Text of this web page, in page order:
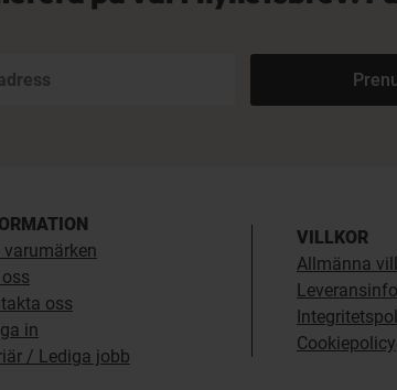
varumärken
oss
in
/ Lediga jobb
VILLKOR
Allmänna
Cookiepolicy